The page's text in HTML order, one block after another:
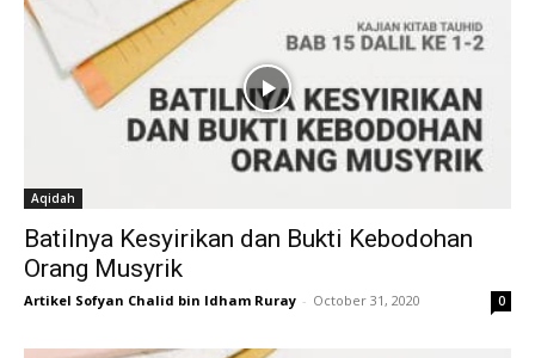
Aqidah
Batilnya Kesyirikan dan Bukti Kebodohan
Orang Musyrik
Artikel Sofyan Chalid bin Idham Ruray - October 31, 2020 0